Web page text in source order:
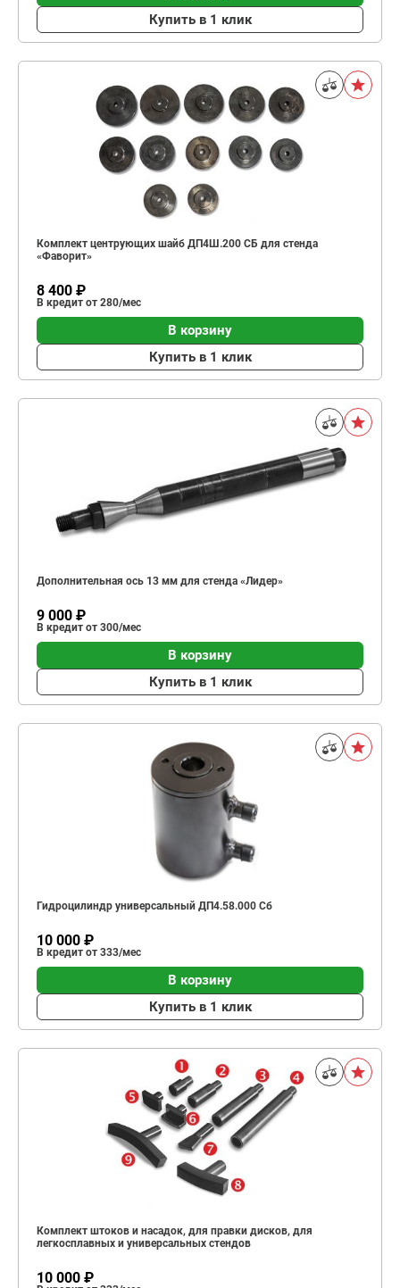
Купить в 1 клик
Комплект центрующих шайб ДП4Ш.200 СБ для стенда
«Фаворит»
8 400 ₽
В кредит от 280/мес
В корзину
Купить в 1 клик
Дополнительная ось 13 мм для стенда «Лидер»
9 000 ₽
В кредит от 300/мес
В корзину
Купить в 1 клик
Гидроцилиндр универсальный ДП4.58.000 Сб
10 000 ₽
В кредит от 333/мес
В корзину
Купить в 1 клик
Комплект штоков и насадок, для правки дисков, для
легкосплавных и универсальных стендов
10 000 ₽